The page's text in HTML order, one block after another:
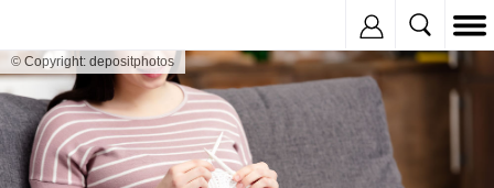
© Copyright: depositphotos